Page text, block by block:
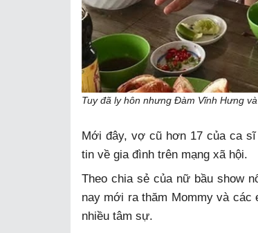
Tuy đã ly hôn nhưng Đàm Vĩnh Hưng
Mới đây, vợ cũ hơn 17 của ca
tin về gia đình trên mạng xã hội.
Theo chia sẻ của nữ bầu show
nay mới ra thăm Mommy và
nhiều tâm sự.